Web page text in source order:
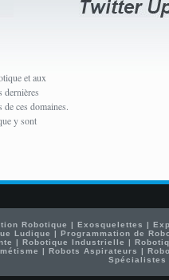
et aux
dernières
ces domaines.
y sont
Robotique | Exosquelettes |
Ludique |Programmation de
| Robotique Industrielle |
| Robots Aspirateurs |
Spécialistes